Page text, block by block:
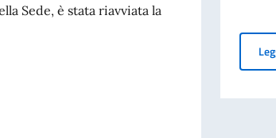
per l’assunzione di n. 1 impiegato da adibire ai
Sede, è stata riavviata la
riavvio della procedura di selezione per l’assunzione